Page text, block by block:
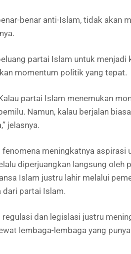
benar anti-Islam, tidak akan
partai Islam untuk menjadi
momentum politik yang tepat.
partai Islam menemukan
Namun, kalau berjalan
jelasnya.
meningkatnya aspirasi
diperjuangkan langsung oleh
Islam justru lahir melalui
dari partai Islam.
regulasi dan legislasi justru
lembaga-lembaga yang